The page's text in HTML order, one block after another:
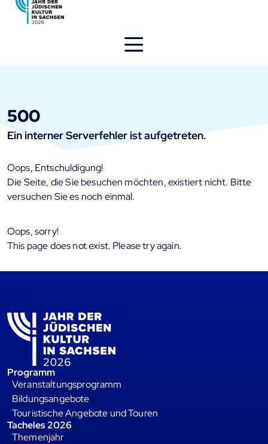
öffnen
500
Ein interner Serverfehler ist aufgetreten.
Oops, Entschuldigung!
Die Seite, die Sie besuchen möchten, existiert nicht. Bitte
versuchen Sie es noch einmal.
Oops, sorry!
This page does not exist. Please try again.
Programm
Veranstaltungsprogramm
Bildungsangebote
Touristische Angebote und Touren
Tacheles 2026
Themenjahr